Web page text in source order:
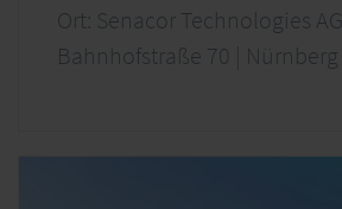
Ort: Senacor Technologies AG |
Bahnhofstraße 70 | Nürnberg